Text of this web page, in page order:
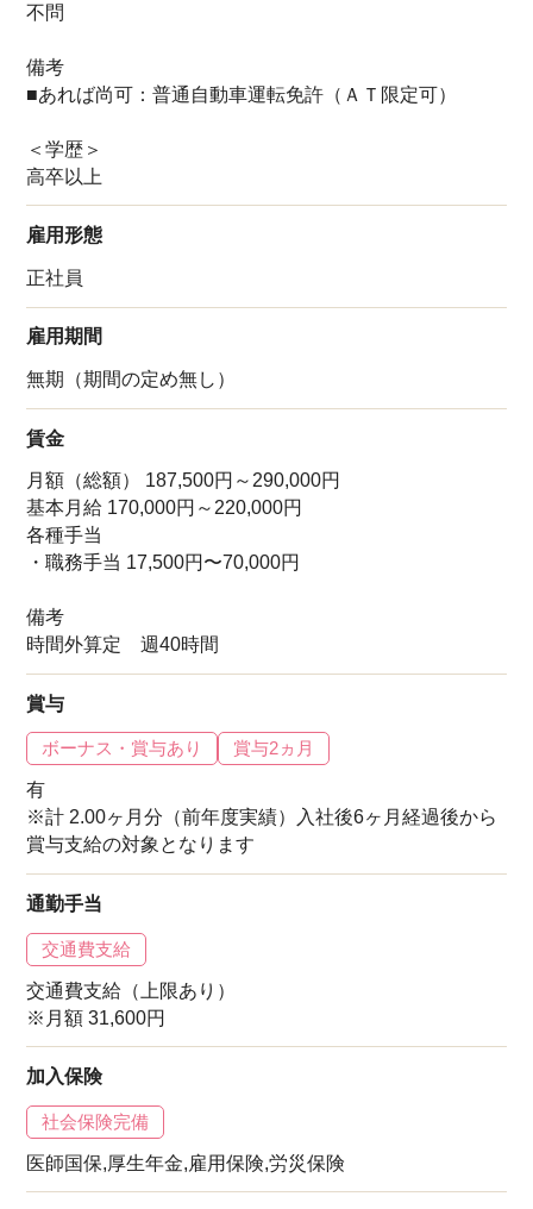
不問
備考
■あれば尚可：普通自動車運転免許（ＡＴ限定可）
＜学歴＞
高卒以上
雇用形態
正社員
雇用期間
無期（期間の定め無し）
賃金
月額（総額） 187,500円～290,000円
基本月給 170,000円～220,000円
各種手当
・職務手当 17,500円〜70,000円
備考
時間外算定 週40時間
賞与
ボーナス・賞与あり 賞与2ヵ月
有
※計 2.00ヶ月分（前年度実績）入社後6ヶ月経過後から
賞与支給の対象となります
通勤手当
交通費支給
交通費支給（上限あり）
※月額 31,600円
加入保険
社会保険完備
医師国保,厚生年金,雇用保険,労災保険